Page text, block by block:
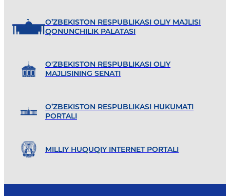
O’ZBEKISTON RESPUBLIKASI OLIY MAJLISI
QONUNCHILIK PALATASI
O'ZBEKISTON RESPUBLIKASI OLIY
MAJLISINING SENATI
O’ZBEKISTON RESPUBLIKASI HUKUMATI
PORTALI
MILLIY HUQUQIY INTERNET PORTALI